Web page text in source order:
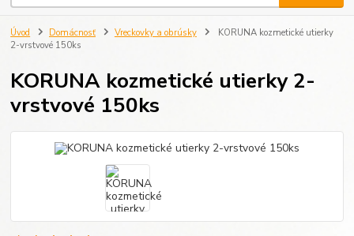
Úvod Domácnosť Vreckovky a obrúsky
KORUNA kozmetické utierky
2-vrstvové 150ks
KORUNA kozmetické utierky 2-
vrstvové 150ks